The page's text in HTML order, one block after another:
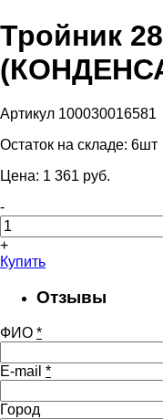
Тройник
Артикул 100030016581
Остаток на складе: 6шт
Цена: 1 361 pуб.
-
+
Купить
Отзывы
ФИО *
E-mail *
Город